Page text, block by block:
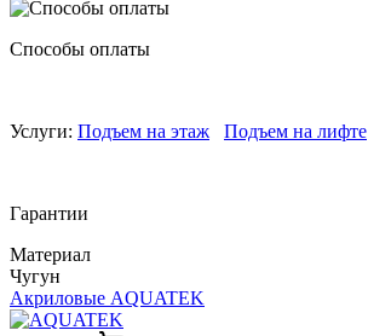
Способы оплаты
Услуги: Подъем на этаж Подъем на лифте
Гарантии
Материал
Чугун
Акриловые AQUATEK